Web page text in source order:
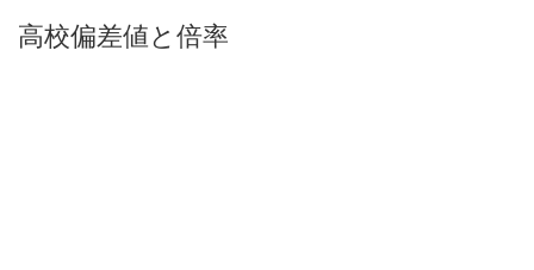
高校偏差値と倍率